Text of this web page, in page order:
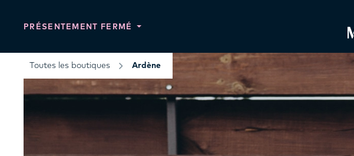
PRÉSENTEMENT FERMÉ
Toutes les boutiques Ardène